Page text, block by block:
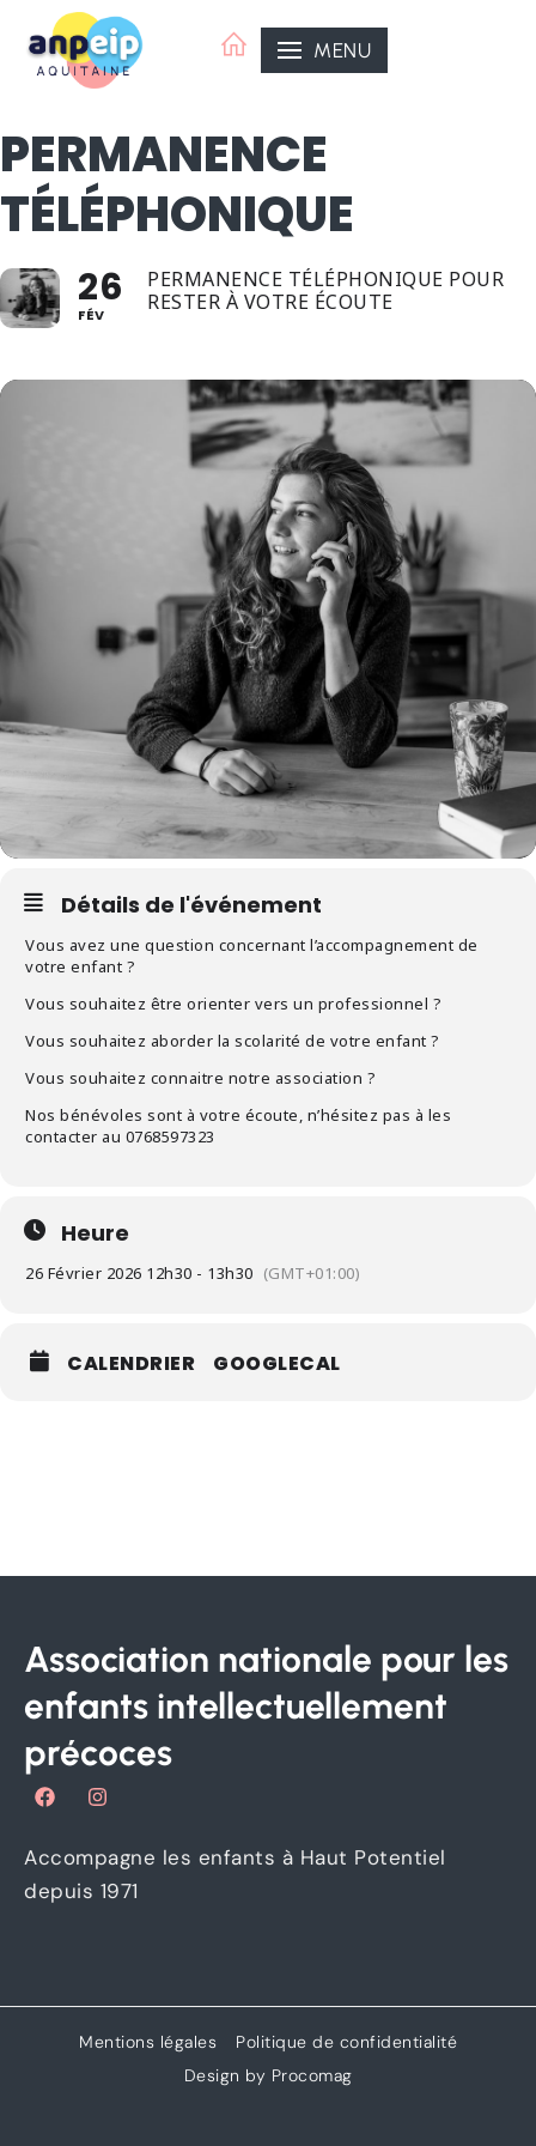
contenu
MENU
PERMANENCE
TÉLÉPHONIQUE
26
FÉV
PERMANENCE TÉLÉPHONIQUE POUR
RESTER À VOTRE ÉCOUTE
Détails de l'événement
Vous avez une question concernant l’accompagnement de
votre enfant ?
Vous souhaitez être orienter vers un professionnel ?
Vous souhaitez aborder la scolarité de votre enfant ?
Vous souhaitez connaitre notre association ?
Nos bénévoles sont à votre écoute, n’hésitez pas à les
contacter au 0768597323
Heure
26 Février 2026 12h30 - 13h30 (GMT+01:00)
CALENDRIER GOOGLECAL
Association nationale pour les
enfants intellectuellement
précoces
F
a
b
o
o
I
n
a
g
r
Accompagne les enfants à Haut Potentiel
depuis 1971
Mentions légales
Politique de confidentialité
Design by Procomag